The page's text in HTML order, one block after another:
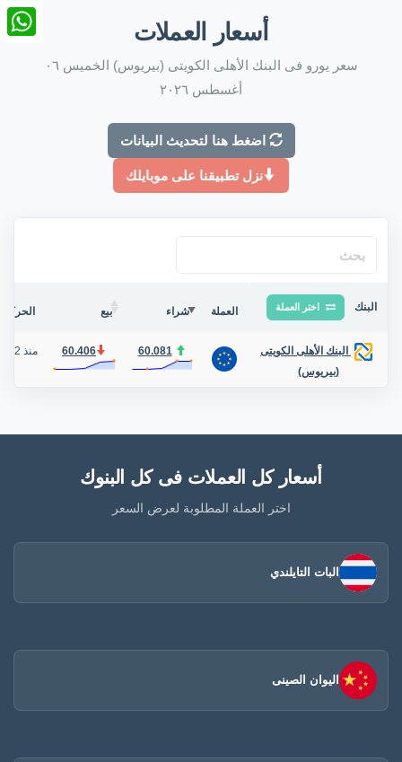
أسعار العملات
سعر يورو فى البنك الأهلى الكويتى (بيريوس) الخميس ٠٦
أغسطس ٢٠٢٦
اضغط هنا لتحديث البيانات
نزل تطبيقنا على موبايلك
البنك اختر العملة العملة شراء بيع الحركة
البنك الأهلى الكويتى
(بيريوس)
60.081
60.406 منذ 2 شهر
أسعار كل العملات فى كل البنوك
اختر العملة المطلوبة لعرض السعر
البات التايلندي
اليوان الصينى​